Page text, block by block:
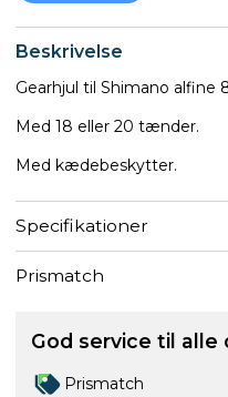
Beskrivelse
Gearhjul til Shimano alfine
Med 18 eller 20 tænder.
Med kædebeskytter.
Specifikationer
Prismatch
God service til alle
Prismatch